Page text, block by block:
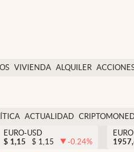
VIVIENDA ALQUILER
ACTUALIDAD
EURO-USD
$ 1,15 $ 1,15 -0.24%